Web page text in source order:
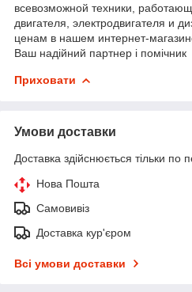
всевозможной техники,
двигателя, электродвигателя и
ценам в нашем интернет-
Ваш надійний партнер і помічник
Приховати
Умови доставки
Доставка здійснюється тільки по
Нова Пошта
Самовивіз
Доставка кур'єром
Всі умови доставки